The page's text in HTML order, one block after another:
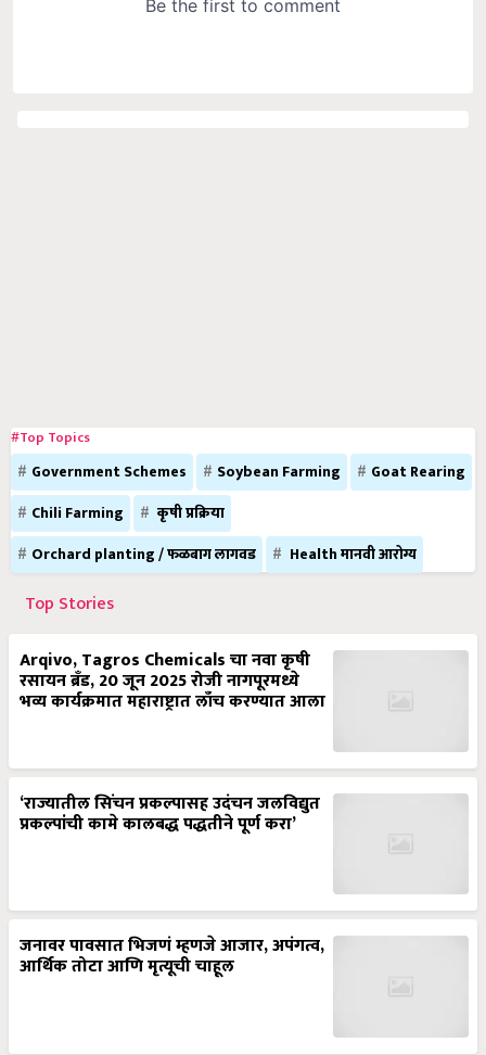
#Top Topics
Government Schemes Soybean Farming
Goat Rearing
Chili Farming
कृषी प्रक्रिया
Orchard planting / फळबाग लागवड
Health मानवी आरोग्य
Top Stories
Arqivo, Tagros Chemicals चा नवा कृषी
रसायन ब्रँड, 20 जून 2025 रोजी नागपूरमध्ये
भव्य कार्यक्रमात महाराष्ट्रात लाँच करण्यात आला
‘राज्यातील सिंचन प्रकल्पासह उदंचन जलविद्युत
प्रकल्पांची कामे कालबद्ध पद्धतीने पूर्ण करा’
जनावर पावसात भिजणं म्हणजे आजार, अपंगत्व,
आर्थिक तोटा आणि मृत्यूची चाहूल